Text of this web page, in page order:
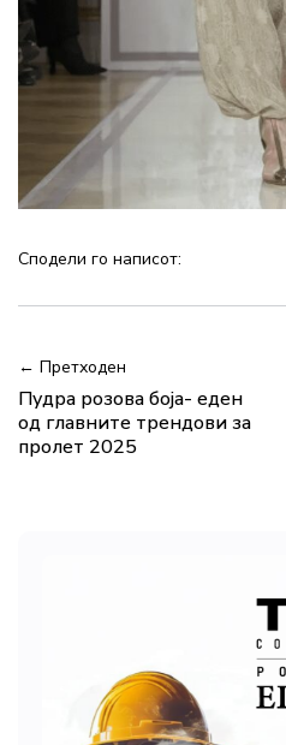
Сподели го написот:
← Претходен
Пудра розова боја- еден
од главните трендови за
пролет 2025